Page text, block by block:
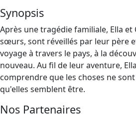
Synopsis
Après une tragédie familiale, Ella
sœurs, sont réveillés par leur père
voyage à travers le pays, à la
nouveau. Au fil de leur aventure,
comprendre que les choses ne
qu'elles semblent être.
Nos Partenaires